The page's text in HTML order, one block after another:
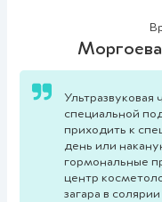
Ультразвуковая
специальной
приходить к
день или
гормональные
центр
загара в